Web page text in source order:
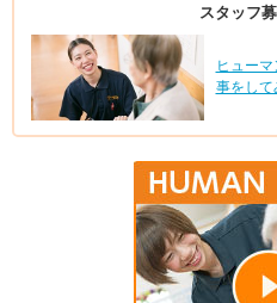
スタッフ
ヒュー
事をして